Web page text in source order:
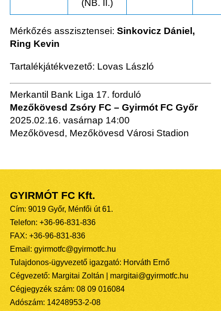
(NB. II.)
Mérkőzés asszisztensei: Sinkovicz Dániel,
Ring Kevin
Tartalékjátékvezető: Lovas László
Merkantil Bank Liga 17. forduló
Mezőkövesd Zsóry FC – Gyirmót FC Győr
2025.02.16. vasárnap 14:00
Mezőkövesd, Mezőkövesd Városi Stadion
GYIRMÓT FC Kft.
Cím: 9019 Győr, Ménfői út 61.
Telefon: +36-96-831-836
FAX: +36-96-831-836
Email: gyirmotfc@gyirmotfc.hu
Tulajdonos-ügyvezető igazgató: Horváth Ernő
Cégvezető: Margitai Zoltán | margitai@gyirmotfc.hu
Cégjegyzék szám: 08 09 016084
Adószám: 14248953-2-08